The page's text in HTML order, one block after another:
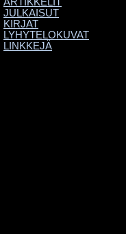
JULKAISUT
KIRJAT
LYHYTELOKUVAT
LINKKEJÄ